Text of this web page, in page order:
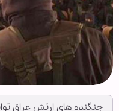
جنگنده های ارتش عراق